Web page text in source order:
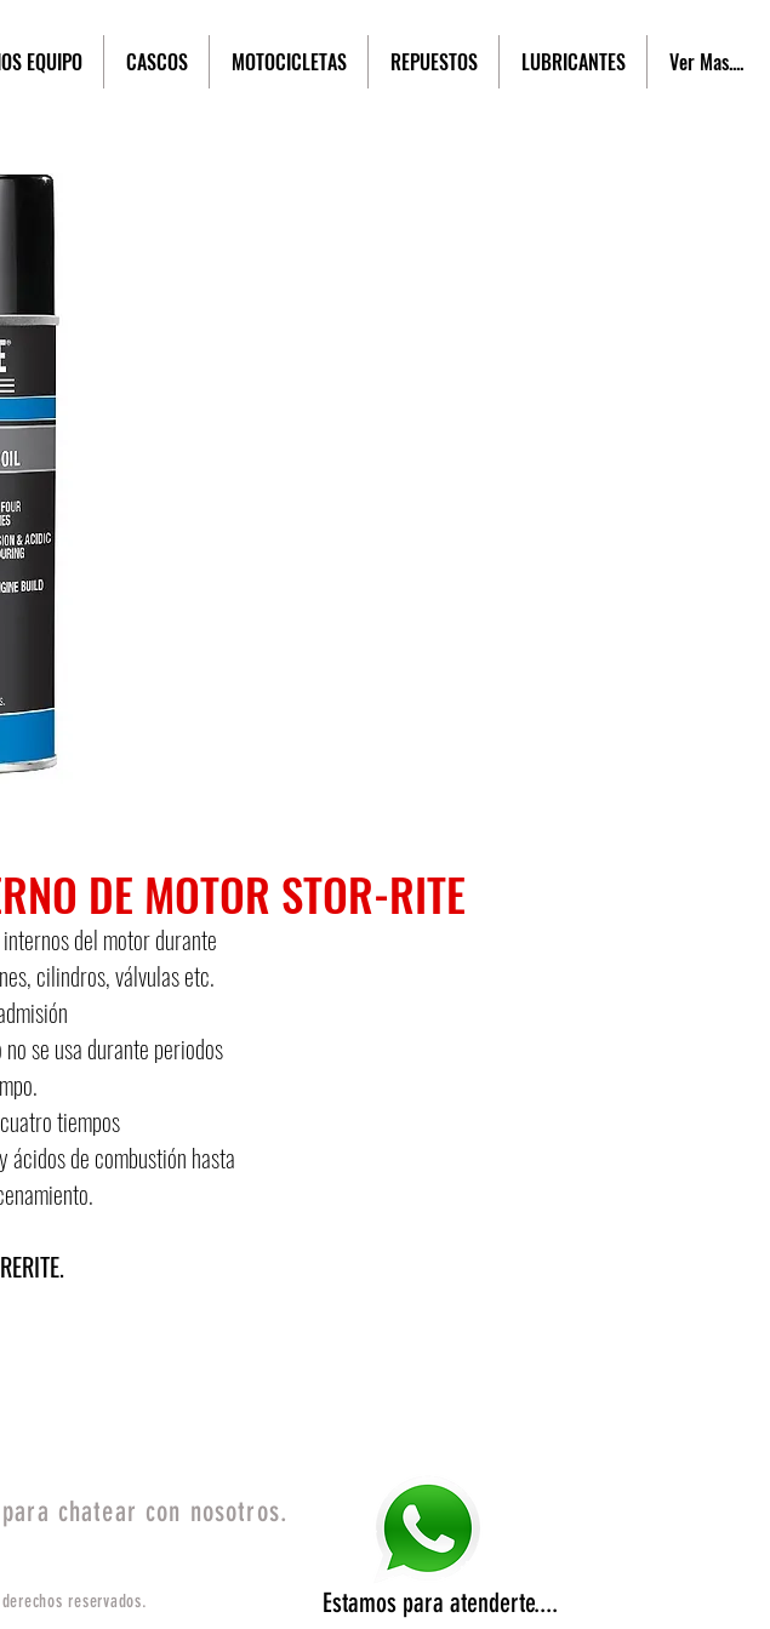
EQUIPO CASCOS MOTOCICLETAS REPUESTOS LUBRICANTES Ver Mas....
DE MOTOR STOR-RITE​
del motor durante
cilindros, válvulas etc.​
se usa durante periodos
tiempos​
ácidos de combustión hasta
Estamos para atenderte....
chatear con nosotros.
reservados.